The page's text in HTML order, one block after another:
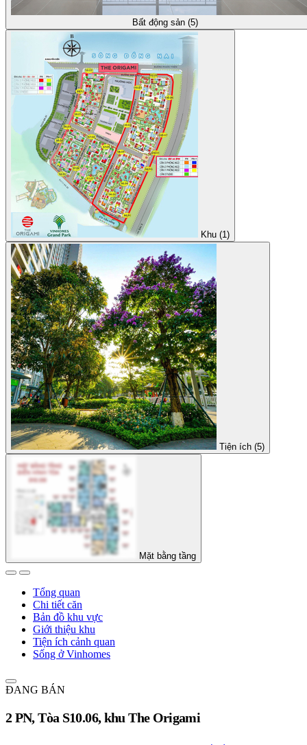
Bất động sản (5)
Khu (1)
Tiện ích (5)
Mặt bằng tầng
Tổng quan
Chi tiết căn
Bản đồ khu vực
Giới thiệu khu
Tiện ích cảnh quan
Sống ở Vinhomes
ĐANG BÁN
2 PN, Tòa S10.06, khu The Origami